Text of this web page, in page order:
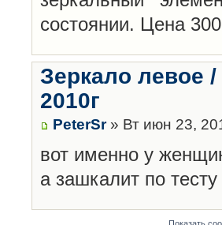
состоянии. Цена
Зеркало левое
2010г
PeterSr» Вт июн 23,
вот именно у
а зашкалит по